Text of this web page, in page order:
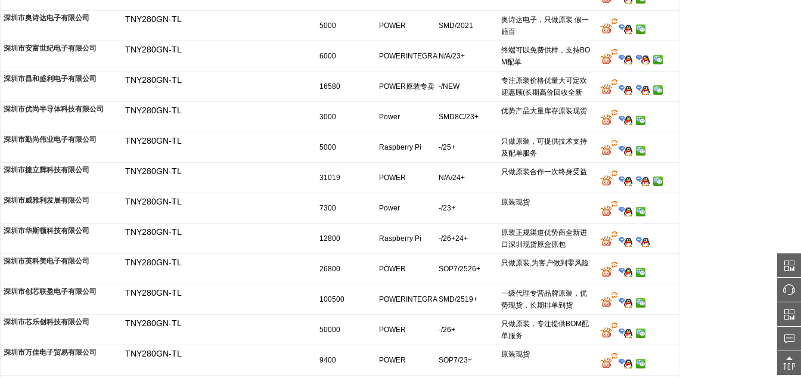
深圳市奥诗达电子有限公司 TNY280GN-TL
5000 POWER SMD/2021
奥诗达电子，只做原装 假一
赔百
深圳市安富世纪电子有限公司
TNY280GN-TL
6000 POWERINTEGRA N/A/23+
终端可以免费供样，支持BO
M配单
深圳市昌和盛利电子有限公司
TNY280GN-TL
16580 POWER原装专卖 -/NEW
专注原装价格优量大可定欢
迎惠顾(长期高价回收全新
深圳市优尚半导体科技有限公司
TNY280GN-TL
3000 Power SMD8C/23+
优势产品大量库存原装现货
深圳市勤尚伟业电子有限公司 TNY280GN-TL
5000 Raspberry Pi -/25+
只做原装，可提供技术支持
及配单服务
深圳市捷立辉科技有限公司
TNY280GN-TL
31019 POWER N/A/24+
只做原装合作一次终身受益
深圳市威雅利发展有限公司 TNY280GN-TL
7300 Power -/23+
原装现货
深圳市华斯顿科技有限公司 TNY280GN-TL
12800 Raspberry Pi -/26+24+
原装正规渠道优势商全新进
口深圳现货原盒原包
深圳市英科美电子有限公司
TNY280GN-TL
26800 POWER SOP7/2526+
只做原装,为客户做到零风险
深圳市创芯联盈电子有限公司 TNY280GN-TL
100500 POWERINTEGRASMD/2519+
一级代理专营品牌原装，优
势现货，长期排单到货
深圳市芯乐创科技有限公司
TNY280GN-TL
50000 POWER -/26+
只做原装，专注提供BOM配
单服务
深圳市万佳电子贸易有限公司
TNY280GN-TL
9400 POWER SOP7/23+
原装现货